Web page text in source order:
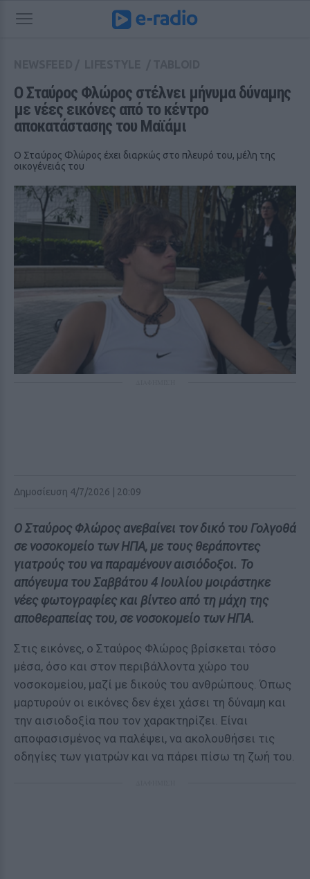
Ο Σταύρος Φλώρος στέλνει μήνυμα δύναμης
με νέες εικόνες από το κέντρο
αποκατάστασης του Μαϊάμι
Ο Σταύρος Φλώρος έχει διαρκώς στο πλευρό του, μέλη της
οικογένειάς του
Δημοσίευση 4/7/2026 | 20:09
Ο Σταύρος Φλώρος ανεβαίνει τον δικό του Γολγοθά
σε νοσοκομείο των ΗΠΑ, με τους θεράποντες
γιατρούς του να παραμένουν αισιόδοξοι. Το
απόγευμα του Σαββάτου 4 Ιουλίου μοιράστηκε
νέες φωτογραφίες και βίντεο από τη μάχη της
αποθεραπείας του, σε νοσοκομείο των ΗΠΑ.
Στις εικόνες, ο Σταύρος Φλώρος βρίσκεται τόσο
μέσα, όσο και στον περιβάλλοντα χώρο του
νοσοκομείου, μαζί με δικούς του ανθρώπους. Όπως
μαρτυρούν οι εικόνες δεν έχει χάσει τη δύναμη και
την αισιοδοξία που τον χαρακτηρίζει. Είναι
αποφασισμένος να παλέψει, να ακολουθήσει τις
οδηγίες των γιατρών και να πάρει πίσω τη ζωή του.